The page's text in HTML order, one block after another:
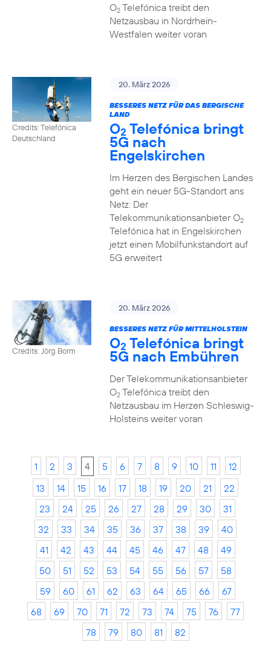
O2Telefónica treibt den
Netzausbau in Nordrhein-
Westfalen weiter voran
Credits: Telefónica
Deutschland
20. März 2026
BESSERES NETZ FÜR DAS BERGISCHE
LAND
O2 Telefónica bringt
5G nach
Engelskirchen
Im Herzen des Bergischen Landes
geht ein neuer 5G-Standort ans
Netz: Der
Telekommunikationsanbieter O2
Telefónica hat in Engelskirchen
jetzt einen Mobilfunkstandort auf
5G erweitert
Credits: Jörg Borm
20. März 2026
BESSERES NETZ FÜR MITTELHOLSTEIN
O2 Telefónica bringt
5G nach Embühren
Der Telekommunikationsanbieter
O2Telefónica treibt den
Netzausbau im Herzen Schleswig-
Holsteins weiter voran
1 2 3 4 5 6 7 8 9 10 11
12
13
14 15 16 17 18 19 20 21
22
23
24 25 26 27 28 29 30
31
32
33 34 35 36 37 38 39
40
41
42 43 44 45 46 47 48
49
50
51 52 53 54 55 56 57
58
59
60 61 62 63 64 65 66
67
68
69 70 71 72 73 74 75 76
77
78
79 80 81 82